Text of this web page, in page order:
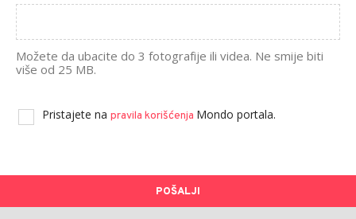
Možete da ubacite do 3 fotografije ili videa. Ne smije biti
više od 25 MB.
Pristajete na pravila korišćenja Mondo portala.
POŠALJI